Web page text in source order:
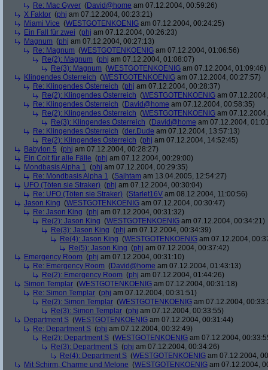
Re: Mac Gyver (David@home am 07.12.2004, 00:59:26)
X Faktor (phj am 07.12.2004, 00:23:21)
Miami Vice (WESTGOTENKOENIG am 07.12.2004, 00:24:25)
Ein Fall für zwei (phj am 07.12.2004, 00:26:23)
Magnum (phj am 07.12.2004, 00:27:13)
Re: Magnum (WESTGOTENKOENIG am 07.12.2004, 01:06:56)
Re(2): Magnum (phj am 07.12.2004, 01:08:07)
Re(3): Magnum (WESTGOTENKOENIG am 07.12.2004, 01:09:46)
Klingendes Österreich (WESTGOTENKOENIG am 07.12.2004, 00:27:57)
Re: Klingendes Österreich (phj am 07.12.2004, 00:28:37)
Re(2): Klingendes Österreich (WESTGOTENKOENIG am
Re: Klingendes Österreich (David@home am 07.12.2004, 00:58:35)
Re(2): Klingendes Österreich (WESTGOTENKOENIG am
Re(3): Klingendes Österreich (David@home am 07.12.2004,
Re: Klingendes Österreich (der.Dude am 07.12.2004, 13:57:13)
Re(2): Klingendes Österreich (phj am 07.12.2004, 14:52:45)
Babylon 5 (phj am 07.12.2004, 00:28:27)
Ein Colt für alle Fälle (phj am 07.12.2004, 00:29:00)
Mondbasis Alpha 1 (phj am 07.12.2004, 00:29:35)
Re: Mondbasis Alpha 1 (Sajhtam am 13.04.2005, 12:54:27)
UFO (Töten sie Straker) (phj am 07.12.2004, 00:30:04)
Re: UFO (Töten sie Straker) (Starlet16V am 08.12.2004, 11:00:56)
Jason King (WESTGOTENKOENIG am 07.12.2004, 00:30:47)
Re: Jason King (phj am 07.12.2004, 00:31:32)
Re(2): Jason King (WESTGOTENKOENIG am 07.12.2004, 00:34:21)
Re(3): Jason King (phj am 07.12.2004, 00:34:39)
Re(4): Jason King (WESTGOTENKOENIG am 07.12.2004,
Re(5): Jason King (phj am 07.12.2004, 00:37:42)
Emergency Room (phj am 07.12.2004, 00:31:10)
Re: Emergency Room (David@home am 07.12.2004, 01:43:13)
Re(2): Emergency Room (phj am 07.12.2004, 01:44:26)
Simon Templar (WESTGOTENKOENIG am 07.12.2004, 00:31:18)
Re: Simon Templar (phj am 07.12.2004, 00:31:51)
Re(2): Simon Templar (WESTGOTENKOENIG am 07.12.2004,
Re(3): Simon Templar (phj am 07.12.2004, 00:33:55)
Department S (WESTGOTENKOENIG am 07.12.2004, 00:31:44)
Re: Department S (phj am 07.12.2004, 00:32:49)
Re(2): Department S (WESTGOTENKOENIG am 07.12.2004,
Re(3): Department S (phj am 07.12.2004, 00:34:26)
Re(4): Department S (WESTGOTENKOENIG am 07.12.2004,
Mit Schirm, Charme und Melone (WESTGOTENKOENIG am 07.12.2004,